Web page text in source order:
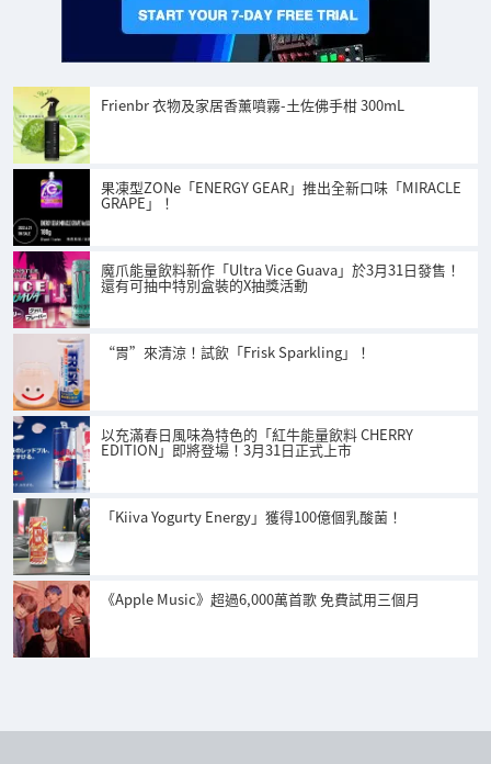
Frienbr 衣物及家居香薰噴霧-土佐佛手柑 300mL
果凍型ZONe「ENERGY GEAR」推出全新口味「MIRACLE
GRAPE」！
魔爪能量飲料新作「Ultra Vice Guava」於3月31日發售！
還有可抽中特別盒裝的X抽獎活動
“胃”來清涼！試飲「Frisk Sparkling」！
以充滿春日風味為特色的「紅牛能量飲料 CHERRY
EDITION」即將登場！3月31日正式上市
「Kiiva Yogurty Energy」獲得100億個乳酸菌！
《Apple Music》超過6,000萬首歌 免費試用三個月